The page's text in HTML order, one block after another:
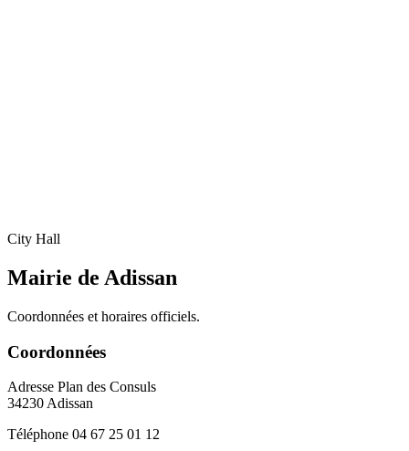
City Hall
Mairie de Adissan
Coordonnées et horaires officiels.
Coordonnées
Adresse Plan des Consuls
34230 Adissan
Téléphone 04 67 25 01 12